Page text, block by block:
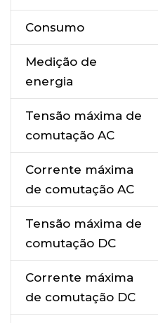
Consumo
Medição de
energia
Tensão máxima de
comutação AC
Corrente máxima
de comutação AC
Tensão máxima de
comutação DC
Corrente máxima
de comutação DC